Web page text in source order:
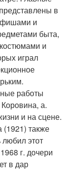
в
и
быта,
и
играл
работы
а.
и на сцене.
(1921) также
этот
г. дочери
в дар